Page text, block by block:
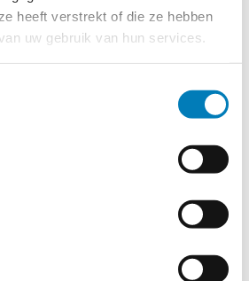
heeft verstrekt of die ze hebben
uw gebruik van hun services.
B.V.-Disclaimer -Privacy Policy
-Verdere contact gegevens